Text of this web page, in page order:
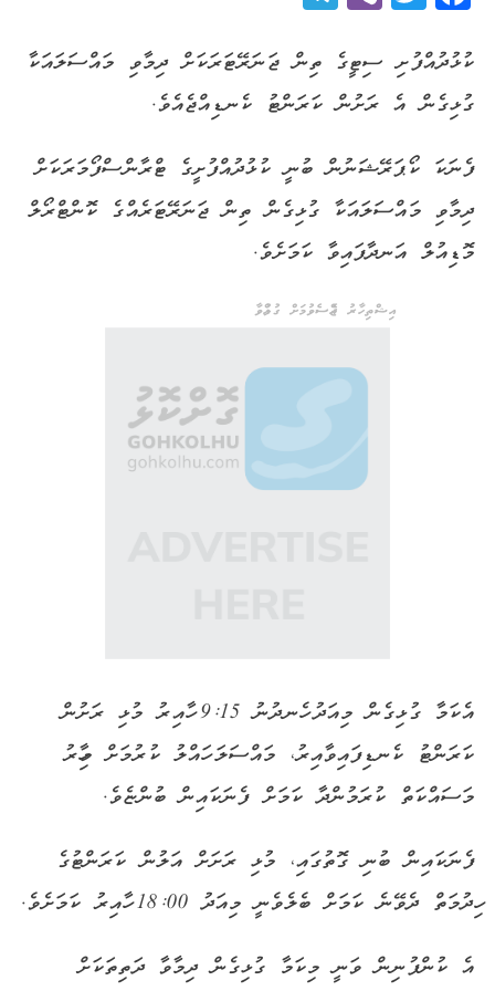
ކުޅުދުއްފުށި ސިޓީގެ ތިން ޖަނަރޭޓަރަކަށް ދިމާވި މައްސަލައަކާ
ގުޅިގެން އެ ރަށުން ކަރަންޓު ކެނޑިއްޖެއެވެ.
ފެނަކަ ކޯޕަރޭޝަނުން ބުނީ ކުޅުދުއްފުށީގެ ޓްރާންސްފޯމަރަކަށް
ދިމާވި މައްސަލައަކާ ގުޅިގެން ތިން ޖަނަރޭޓަރެއްގެ ކޮންޓްރޯލް
މޮޑިއުލް އަނދާފައިވާ ކަމަށެވެ.
އިޝްތިހާރު ޖެއްސެވުމަށް ގުޅުއްވާ
އެކަމާ ގުޅިގެން މިއަދު ހެނދުނު 9:15 ހާއިރު މުޅި ރަށުން
ކަރަންޓު ކެނޑިފައިވާއިރު، މައްސަލަ ހައްލު ކުރުމަށް މިހާރު
މަސައްކަތް ކުރަމުންދާ ކަމަށް ފެނަކައިން ބުންޏެވެ.
ފެނަކައިން ބުނި ގޮތުގައި، މުޅި ރަށަށް އަލުން ކަރަންޓުގެ
ހިދުމަތް ދެވޭނެ ކަމަށް ބެލެވެނީ މިއަދު 18:00 ހާއިރު ކަމަށެވެ.
އެ ކުންފުނިން ވަނީ މިކަމާ ގުޅިގެން ދިމާވާ ދަތިތަކަށް